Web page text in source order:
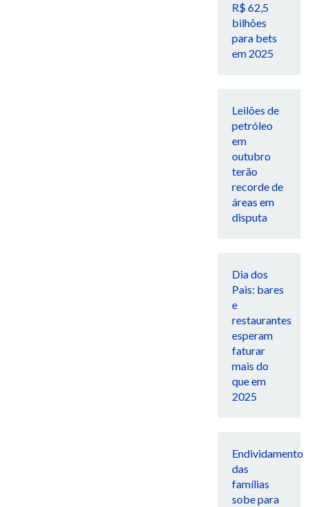
R$ 62,5
bilhões
para bets
em 2025
Leilões de
petróleo
em
outubro
terão
recorde de
áreas em
disputa
Dia dos
Pais: bares
e
restaurantes
esperam
faturar
mais do
que em
2025
Endividamento
das
famílias
sobe para